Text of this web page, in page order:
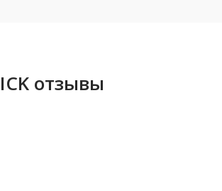
отзывы